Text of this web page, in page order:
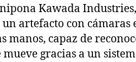
Kawada
un artefacto con cámaras
manos, capaz de
gracias a un